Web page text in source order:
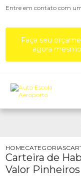
Entre em contato com um
Faça seu
agora mesmo
HOMECATEGORIAS
Carteira de
Valor Pinheiros